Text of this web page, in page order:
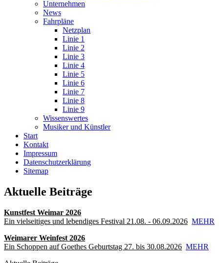
Unternehmen
News
Fahrpläne
Netzplan
Linie 1
Linie 2
Linie 3
Linie 4
Linie 5
Linie 6
Linie 7
Linie 8
Linie 9
Wissenswertes
Musiker und Künstler
Start
Kontakt
Impressum
Datenschutz­erklärung
Sitemap
Aktuelle Beiträge
Kunstfest Weimar 2026
Ein vielseitiges und lebendiges Festival 21.08. - 06.09.2026 MEHR
Weimarer Weinfest 2026
Ein Schoppen auf Goethes Geburtstag 27. bis 30.08.2026 MEHR